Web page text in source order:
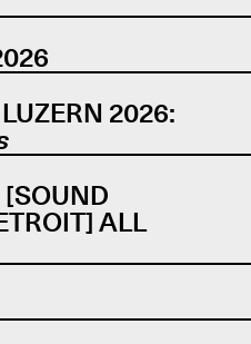
2026:
[SOUND
ALL